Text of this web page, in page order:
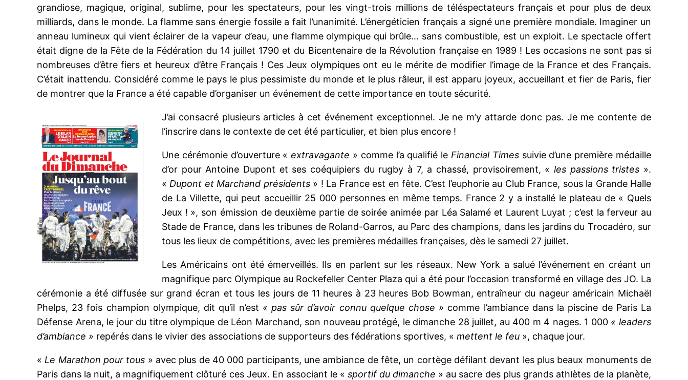
grandiose, magique, original, sublime, pour les spectateurs, pour les vingt-trois millions de téléspectateurs français et pour plus de deux
milliards, dans le monde. La flamme sans énergie fossile a fait l’unanimité. L’énergéticien français a signé une première mondiale. Imaginer un
anneau lumineux qui vient éclairer de la vapeur d’eau, une flamme olympique qui brûle… sans combustible, est un exploit. Le spectacle offert
était digne de la Fête de la Fédération du 14 juillet 1790 et du Bicentenaire de la Révolution française en 1989 ! Les occasions ne sont pas si
nombreuses d’être fiers et heureux d’être Français ! Ces Jeux olympiques ont eu le mérite de modifier l’image de la France et des Français.
C’était inattendu. Considéré comme le pays le plus pessimiste du monde et le plus râleur, il est apparu joyeux, accueillant et fier de Paris, fier
de montrer que la France a été capable d’organiser un événement de cette importance en toute sécurité.
J’ai consacré plusieurs articles à cet événement exceptionnel. Je ne m’y attarde donc pas. Je me contente de
l’inscrire dans le contexte de cet été particulier, et bien plus encore !
Une cérémonie d’ouverture «extravagante » comme l’a qualifié le Financial Timessuivie d’une première médaille
d’or pour Antoine Dupont et ses coéquipiers du rugby à 7, a chassé, provisoirement, « les passions tristes ».
« Dupont et Marchand présidents» ! La France est en fête. C’est l’euphorie au Club France, sous la Grande Halle
de La Villette, qui peut accueillir 25 000 personnes en même temps. France 2 y a installé le plateau de « Quels
Jeux ! », son émission de deuxième partie de soirée animée par Léa Salamé et Laurent Luyat ; c’est la ferveur au
Stade de France, dans les tribunes de Roland-Garros, au Parc des champions, dans les jardins du Trocadéro, sur
tous les lieux de compétitions, avec les premières médailles françaises, dès le samedi 27 juillet.
Les Américains ont été émerveillés. Ils en parlent sur les réseaux. New York a salué l’événement en créant un
magnifique parc Olympique au Rockefeller Center Plaza qui a été pour l’occasion transformé en village des JO. La
cérémonie a été diffusée sur grand écran et tous les jours de 11 heures à 23 heures Bob Bowman, entraîneur du nageur américain Michaël
Phelps, 23 fois champion olympique, dit qu’il n’est « pas sûr d’avoir connu quelque chose » comme l’ambiance dans la piscine de Paris La
Défense Arena, le jour du titre olympique de Léon Marchand, son nouveau protégé, le dimanche 28 juillet, au 400 m 4 nages. 1 000 « leaders
d’ambiance » repérés dans le vivier des associations de supporteurs des fédérations sportives, « mettent le feu », chaque jour.
« Le Marathon pour tous » avec plus de 40 000 participants, une ambiance de fête, un cortège défilant devant les plus beaux monuments de
Paris dans la nuit, a magnifiquement clôturé ces Jeux. En associant le «sportif du dimanche » au sacre des plus grands athlètes de la planète,